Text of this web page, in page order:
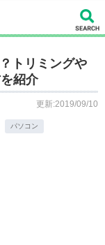
トリミングや
紹介
更新:2019/09/10
パソコン